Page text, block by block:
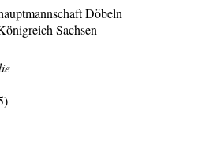
Döbeln
Sachsen